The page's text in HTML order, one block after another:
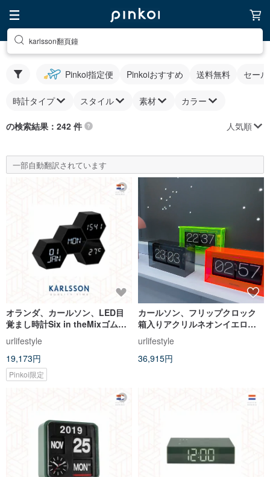
karlsson翻頁鐘
Pinkoi指定便 Pinkoiおすすめ 送料無料 セー
時計タイプ スタイル 素材 カラー
の検索結果：242 件 人気順
一部自動翻訳されています
オランダ、カールソン、LED目
覚まし時計Six in theMixゴム引
き黒
urlifestyle
19,173円
Pinkoi限定
カールソン、フリップクロック
箱入りアクリルネオンイエロー
イエローフリップクロック
urlifestyle
36,915円